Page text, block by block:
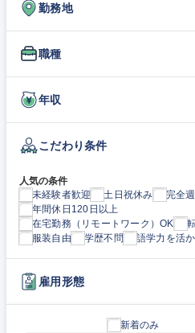
勤務地
職種
年収
こだわり条件
人気の条件
未経験者歓迎
土日祝休み
完全
年間休日120日以上
在宅勤務（リモートワーク）OK
服装自由
学歴不問 語学力を活
雇用形態
新着のみ